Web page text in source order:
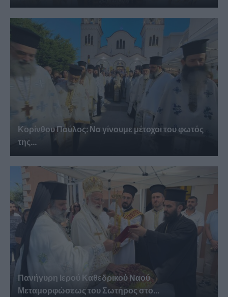
Κορίνθου Παύλος: Να γίνουμε μέτοχοι του φωτός
της...
Πανήγυρη Ιερού Καθεδρικού Ναού
Μεταμορφώσεως του Σωτήρος στο...